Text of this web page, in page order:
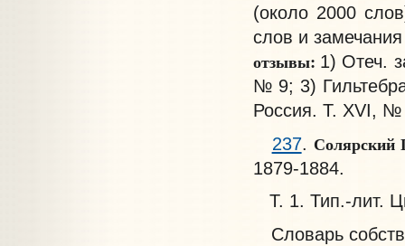
(около 2000
слов и
отзывы: 1) Отеч.
№ 9; 3)
Россия. Т. XVI,
237.
1879-1884.
Т. 1. Тип.-лит.
Словарь